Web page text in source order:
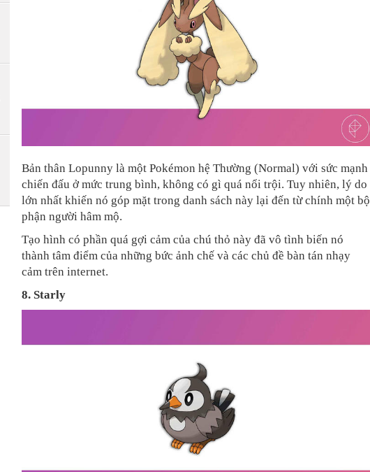
Bản thân Lopunny là một Pokémon hệ Thường (Normal) với sức mạnh
chiến đấu ở mức trung bình, không có gì quá nổi trội. Tuy nhiên, lý do
lớn nhất khiến nó góp mặt trong danh sách này lại đến từ chính một bộ
phận người hâm mộ.
Tạo hình có phần quá gợi cảm của chú thỏ này đã vô tình biến nó
thành tâm điểm của những bức ảnh chế và các chủ đề bàn tán nhạy
cảm trên internet.
8. Starly